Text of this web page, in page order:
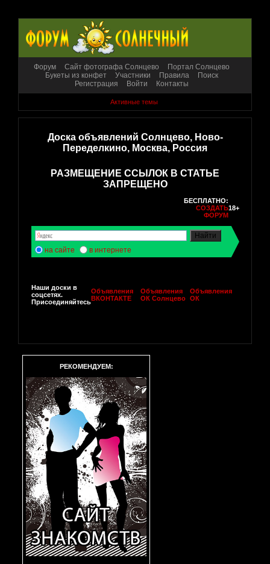
Форум Сайт фотографа Солнцево
Портал Солнцево
Букеты из конфет
Участники Правила
Поиск
Регистрация
Войти Контакты
Активные темы
Доска объявлений Солнцево, Ново-
Переделкино, Москва, Россия
РАЗМЕЩЕНИЕ ССЫЛОК В СТАТЬЕ
ЗАПРЕЩЕНО
БЕСПЛАТНО:
СОЗДАТЬ
ФОРУМ
18+
на сайте в интернете
Наши доски в
соцсетях.
Присоединяйтесь
Объявления
ВКОНТАКТЕ
Объявления
ОК Солнцево
Объявления
ОК
РЕКОМЕНДУЕМ: